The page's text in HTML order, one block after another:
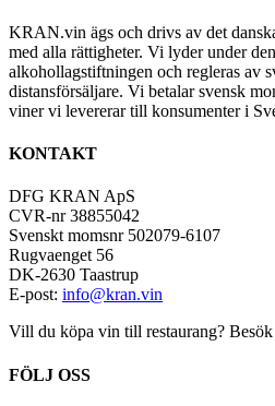
KRAN.vin ägs och drivs av det
med alla rättigheter. Vi lyder under
alkohollagstiftningen och regleras av
distansförsäljare. Vi betalar svensk
viner vi levererar till konsumenter i
KONTAKT
DFG KRAN ApS
CVR-nr 38855042
Svenskt momsnr 502079-6107
Rugvaenget 56
DK-2630 Taastrup
E-post: info@kran.vin
Vill du köpa vin till restaurang?
FÖLJ OSS